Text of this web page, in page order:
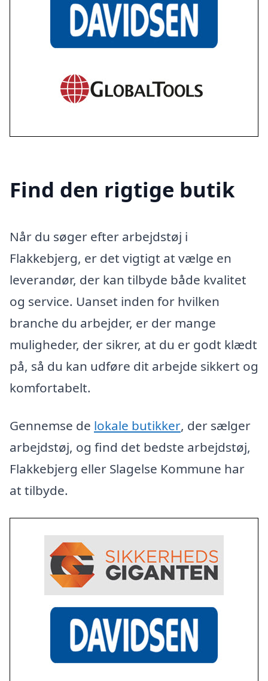
Find den rigtige butik
Når du søger efter arbejdstøj i
Flakkebjerg, er det vigtigt at vælge en
leverandør, der kan tilbyde både kvalitet
og service. Uanset inden for hvilken
branche du arbejder, er der mange
muligheder, der sikrer, at du er godt klædt
på, så du kan udføre dit arbejde sikkert og
komfortabelt.
Gennemse de lokale butikker, der sælger
arbejdstøj, og find det bedste arbejdstøj,
Flakkebjerg eller Slagelse Kommune har
at tilbyde.